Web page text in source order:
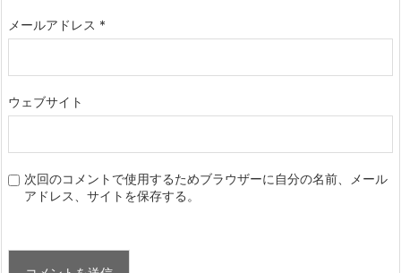
メールアドレス *
ウェブサイト
次回のコメントで使用するためブラウザーに自分の名前、メール
アドレス、サイトを保存する。